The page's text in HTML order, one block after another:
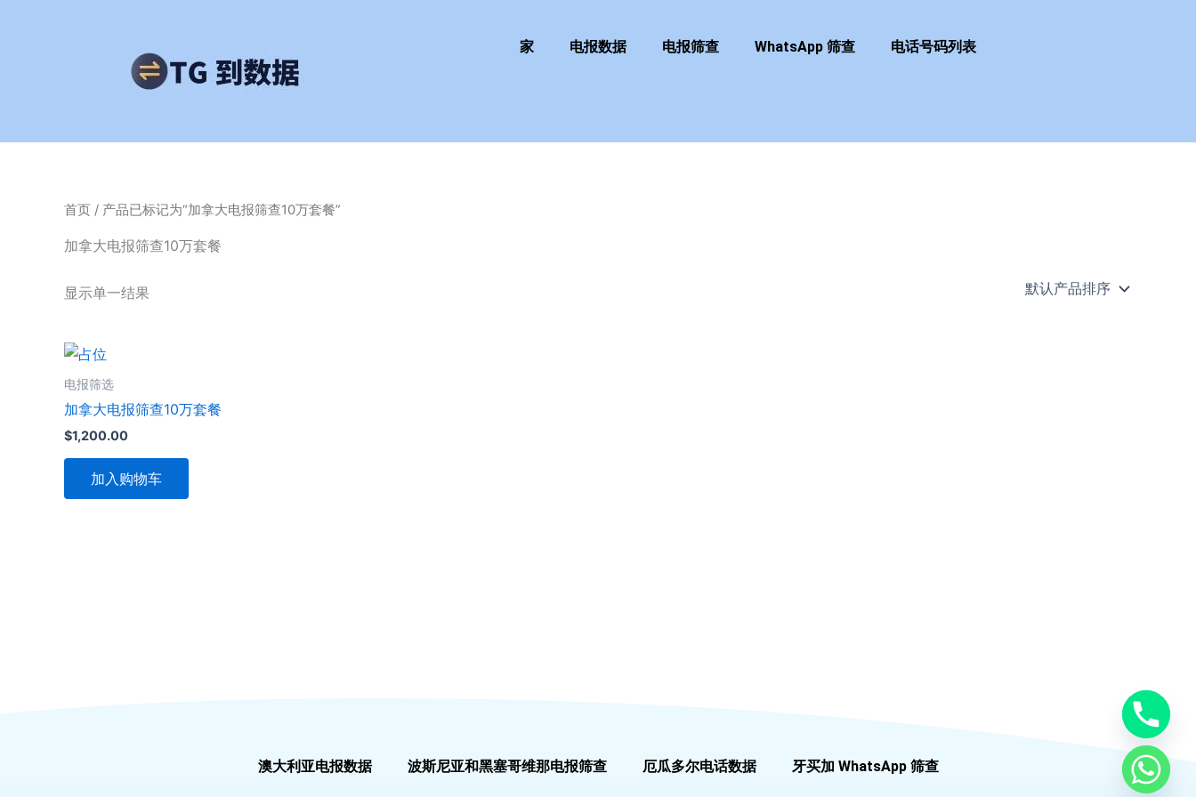
家 电报数据 电报筛查 WhatsApp 筛查 电话号码列表
首页 / 产品已标记为“加拿大电报筛查10万套餐”
加拿大电报筛查10万套餐
显示单一结果
电报筛选
加拿大电报筛查10万套餐
$1,200.00
加入购物车
澳大利亚电报数据 波斯尼亚和黑塞哥维那电报筛查 厄瓜多尔电话数据 牙买加 WhatsApp 筛查